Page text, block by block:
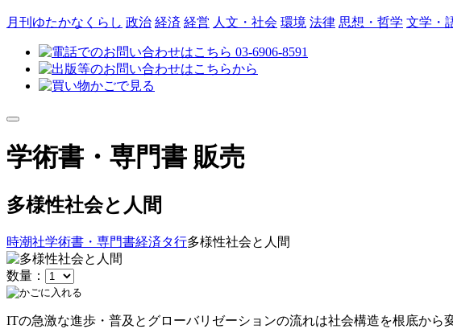
月刊ゆたかなくらし 政治 経済 経営 人文・社会 環境 法律 思想・哲学 文学・
学術書・専門書 販売
多様性社会と人間
時潮社学術書・専門書経済タ行多様性社会と人間
数量：
ITの急激な進歩・普及とグローバリゼーションの流れは社会構造を根底か